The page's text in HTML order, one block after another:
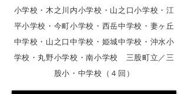
小学校・木之川内小学校・山之口小学校・江
平小学校・今町小学校・西岳中学校・妻ヶ丘
中学校・山之口中学校・姫城中学校・沖水小
学校・丸野小学校・南小学校 三股町立／三
股小・中学校（４回）